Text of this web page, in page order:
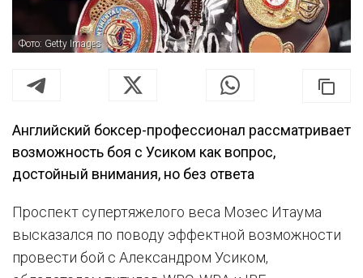
Фото: Getty Images
Английский боксер-профессионал рассматривает
возможность боя с Усиком как вопрос,
достойный внимания, но без ответа
Проспект супертяжелого веса Мозес Итаума
высказался по поводу эффектной возможности
провести бой с Александром Усиком,